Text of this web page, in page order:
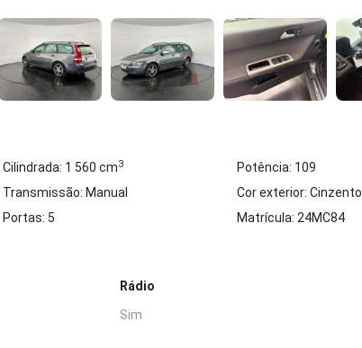
Cilindrada: 1 560 cm3
Potência: 109
Transmissão: Manual
Cor exterior: Cinzento
Portas: 5 Matrícula: 24MC84
Rádio
Sim